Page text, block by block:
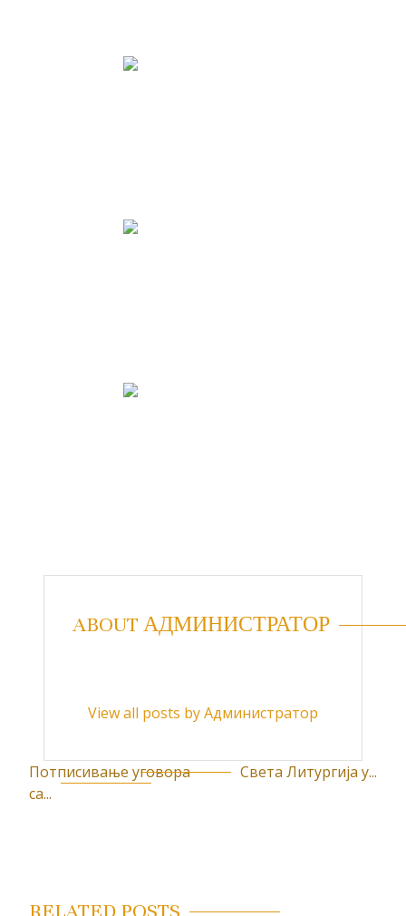
ABOUT АДМИНИСТРАТОР
View all posts by Администратор
К
а
Потписивање уговора
са...
Света Литургија у...